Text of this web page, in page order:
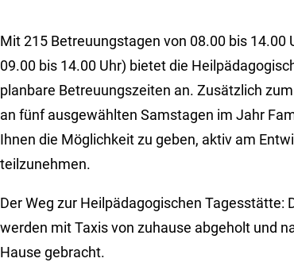
Mit 215 Betreuungstagen von 08.00 bis 14.00
09.00 bis 14.00 Uhr) bietet die
planbare Betreuungszeiten an. Zusätzlich
an fünf ausgewählten Samstagen im Jahr
Ihnen die Möglichkeit zu geben, aktiv am
teilzunehmen.
Der Weg zur Heilpädagogischen Tagesstätte:
werden mit Taxis von zuhause abgeholt und
Hause gebracht.